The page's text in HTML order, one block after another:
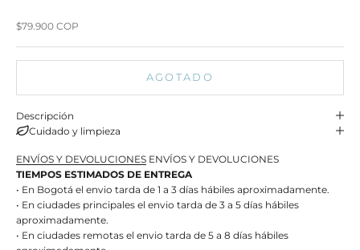
Precio de oferta
$79.900 COP
AGOTADO
Descripción
Cuidado y limpieza
ENVÍOS Y DEVOLUCIONES ENVÍOS Y DEVOLUCIONES
TIEMPOS ESTIMADOS DE ENTREGA
• En Bogotá el envio tarda de 1 a 3 días hábiles aproximadamente.
• En ciudades principales el envio tarda de 3 a 5 días hábiles
aproximadamente.
• En ciudades remotas el envio tarda de 5 a 8 días hábiles